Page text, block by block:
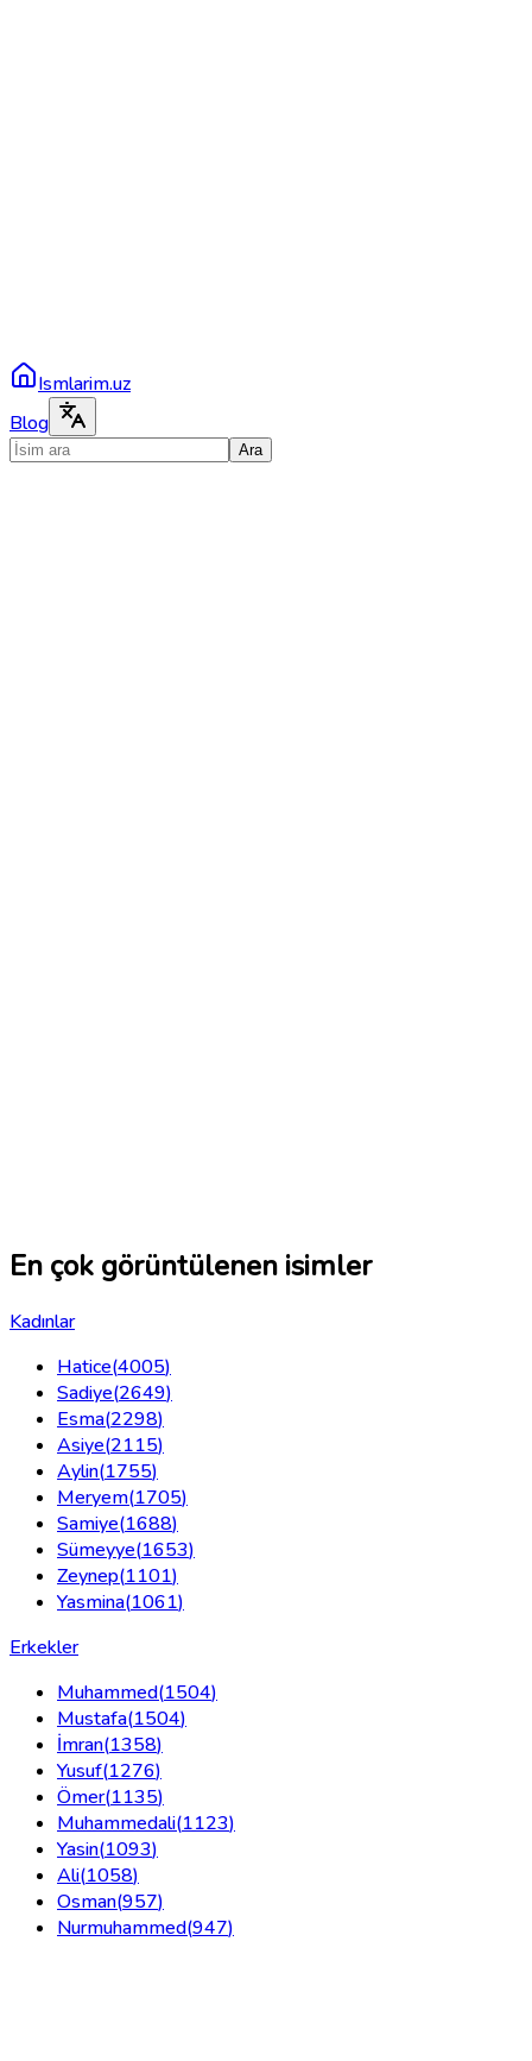
Ismlarim.uz
Blog
Ara
En çok görüntülenen isimler
Kadınlar
Hatice(4005)
Sadiye(2649)
Esma(2298)
Asiye(2115)
Aylin(1755)
Meryem(1705)
Samiye(1688)
Sümeyye(1653)
Zeynep(1101)
Yasmina(1061)
Erkekler
Muhammed(1504)
Mustafa(1504)
İmran(1358)
Yusuf(1276)
Ömer(1135)
Muhammedali(1123)
Yasin(1093)
Ali(1058)
Osman(957)
Nurmuhammed(947)